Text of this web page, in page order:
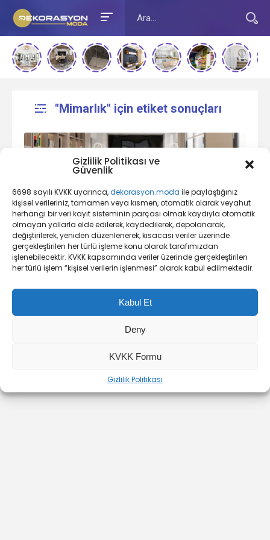
Gizlilik Politikası ve
Güvenlik
6698 sayılı KVKK uyarınca,dekorasyon.moda ile paylaştığınız
kişisel verileriniz, tamamen veya kısmen, otomatik olarak veyahut
herhangi bir veri kayıt sisteminin parçası olmak kaydıyla otomatik
olmayan yollarla elde edilerek, kaydedilerek, depolanarak,
değiştirilerek, yeniden düzenlenerek, kısacası veriler üzerinde
gerçekleştirilen her türlü işleme konu olarak tarafımızdan
işlenebilecektir. KVKK kapsamında veriler üzerinde gerçekleştirilen
her türlü işlem “kişisel verilerin işlenmesi” olarak kabul edilmektedir.
Kabul Et
Deny
KVKK Formu
Gizlilik Politikası
"Mimarlık" için etiket sonuçları
Diğer Yaşam Alanları Nelerdir, Nasıl
Dekorasyon Yapılır?